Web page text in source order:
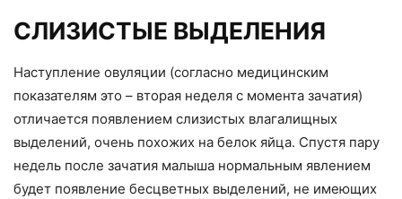
СЛИЗИСТЫЕ ВЫДЕЛЕНИЯ
Наступление овуляции (согласно медицинским
показателям это – вторая неделя с момента зачатия)
отличается появлением слизистых влагалищных
выделений, очень похожих на белок яйца. Спустя пару
недель после зачатия малыша нормальным явлением
будет появление бесцветных выделений, не имеющих